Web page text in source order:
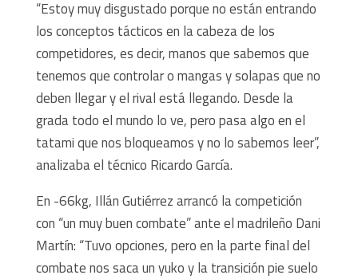
“Estoy muy disgustado porque no están entrando
los conceptos tácticos en la cabeza de los
competidores, es decir, manos que sabemos que
tenemos que controlar o mangas y solapas que no
deben llegar y el rival está llegando. Desde la
grada todo el mundo lo ve, pero pasa algo en el
tatami que nos bloqueamos y no lo sabemos leer”,
analizaba el técnico Ricardo García.
En -66kg, Illán Gutiérrez arrancó la competición
con “un muy buen combate” ante el madrileño Dani
Martín: “Tuvo opciones, pero en la parte final del
combate nos saca un yuko y la transición pie suelo